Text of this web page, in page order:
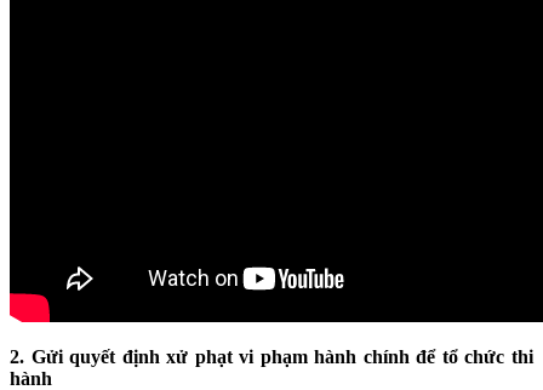
2. Gửi quyết định xử phạt vi phạm hành chính để tổ chức thi
hành